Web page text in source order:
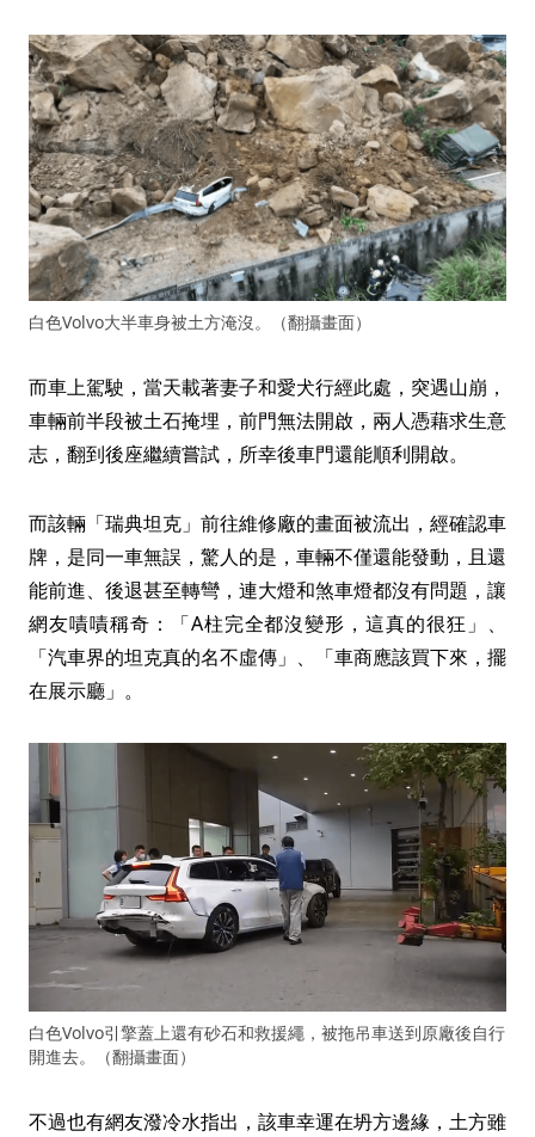
白色Volvo大半車身被土方淹沒。（翻攝畫面）
而車上駕駛，當天載著妻子和愛犬行經此處，突遇山崩，
車輛前半段被土石掩埋，前門無法開啟，兩人憑藉求生意
志，翻到後座繼續嘗試，所幸後車門還能順利開啟。
而該輛「瑞典坦克」前往維修廠的畫面被流出，經確認車
牌，是同一車無誤，驚人的是，車輛不僅還能發動，且還
能前進、後退甚至轉彎，連大燈和煞車燈都沒有問題，讓
網友嘖嘖稱奇：「A柱完全都沒變形，這真的很狂」、
「汽車界的坦克真的名不虛傳」、「車商應該買下來，擺
在展示廳」。
白色Volvo引擎蓋上還有砂石和救援繩，被拖吊車送到原廠後自行
開進去。（翻攝畫面）
不過也有網友潑冷水指出，該車幸運在坍方邊緣，土方雖